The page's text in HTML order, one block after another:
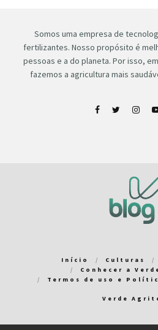
Somos uma empresa de
fertilizantes. Nosso propósito é
pessoas e a do planeta. Por isso,
fazemos a agricultura mais
Início Culturas
Conhecer a
Termos de uso e
Verde